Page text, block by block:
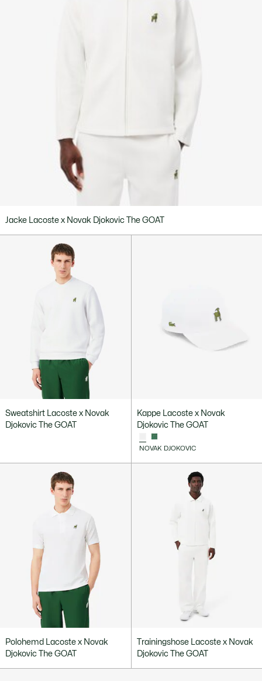
Jacke Lacoste x Novak Djokovic The GOAT
Sweatshirt Lacoste x Novak
Djokovic The GOAT
Kappe Lacoste x Novak
Djokovic The GOAT
NOVAK DJOKOVIC
Polohemd Lacoste x Novak
Djokovic The GOAT
Trainingshose Lacoste x Novak
Djokovic The GOAT